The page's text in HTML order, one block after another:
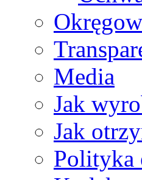
Media
Jak
Jak
Polityka